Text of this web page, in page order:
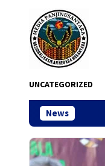
UNCATEGORIZED
News